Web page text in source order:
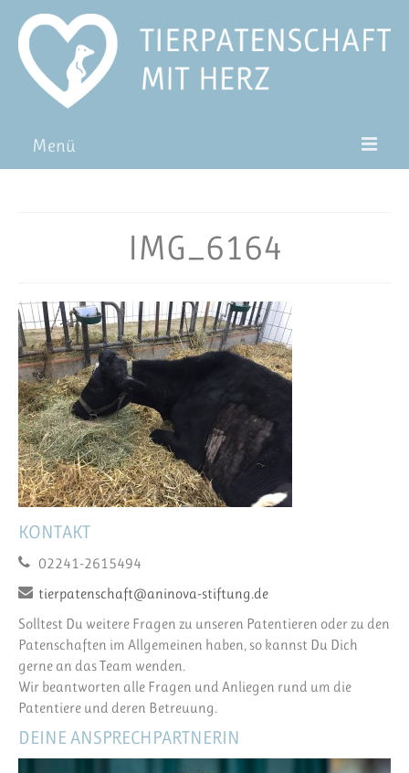
Menü
Blog
FAQ
IMG_6164
KONTAKT
02241-2615494
tierpatenschaft@aninova-stiftung.de
Solltest Du weitere Fragen zu unseren Patentieren oder zu den
Patenschaften im Allgemeinen haben, so kannst Du Dich
gerne an das Team wenden.
Wir beantworten alle Fragen und Anliegen rund um die
Patentiere und deren Betreuung.
DEINE ANSPRECHPARTNERIN